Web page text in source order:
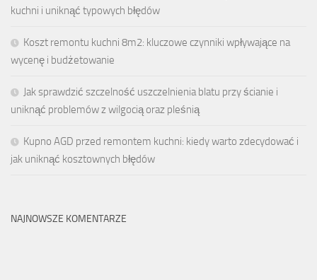
kuchni i uniknąć typowych błędów
Koszt remontu kuchni 8m2: kluczowe czynniki wpływające na
wycenę i budżetowanie
Jak sprawdzić szczelność uszczelnienia blatu przy ścianie i
uniknąć problemów z wilgocią oraz pleśnią
Kupno AGD przed remontem kuchni: kiedy warto zdecydować i
jak uniknąć kosztownych błędów
NAJNOWSZE KOMENTARZE